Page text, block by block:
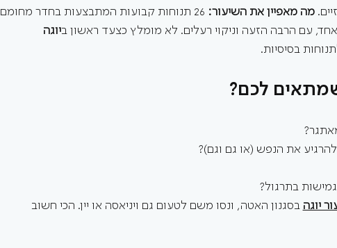
מה מאפיין את השיעור:
26 תנוחות קבועות המתבצעות בחדר מחומם
יוגה
בסיסיות.
לכם?
את הנפש (או גם וגם)?
בתרגול?
יוגה בסגנון האטה, ונסו משם לטעום גם ויניאסה או יין. הכי חשוב